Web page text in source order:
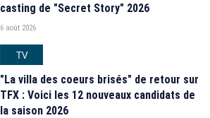
casting de "Secret Story" 2026
6 août 2026
TV
"La villa des coeurs brisés" de retour sur
TFX : Voici les 12 nouveaux candidats de
la saison 2026